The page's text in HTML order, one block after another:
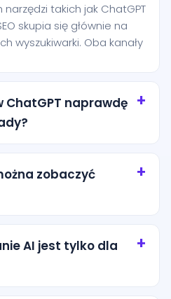
takich jak ChatGPT
skupia się głównie na
wyszukiwarki. Oba kanały
ChatGPT naprawdę
o wysokiej
pyta AI o rekomendację
decyzji niż osoba, która
wyniki wyszukiwania.
zobaczyć
się po kilku
podstaw. Trwalsze
pracy nad treścią,
AI jest tylko dla
miasta Ciepielów to często